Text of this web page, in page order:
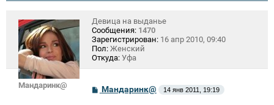
Мандаринк@
Девица на выданье
Сообщения: 1470
Зарегистрирован: 16 апр 2010, 09:40
Пол: Женский
Откуда: Уфа
СМандаринк@ 14 янв 2011, 19:19